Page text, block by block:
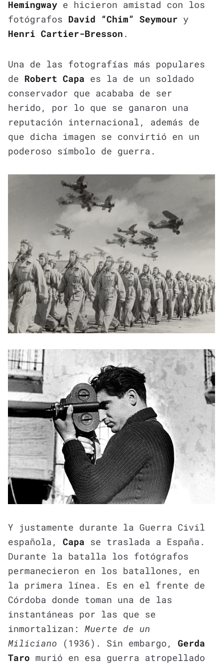
Hemingway e hicieron amistad con los
fotógrafos David “Chim” Seymour y
Henri Cartier-Bresson .
Una de las fotografías más populares
de Robert Capa es la de un soldado
conservador que acababa de ser
herido, por lo que se ganaron una
reputación internacional, además de
que dicha imagen se convirtió en un
poderoso símbolo de guerra.
Y justamente durante la Guerra Civil
española, Capa se traslada a España.
Durante la batalla los fotógrafos
permanecieron en los batallones, en
la primera línea. Es en el frente de
Córdoba donde toman una de las
instantáneas por las que se
inmortalizan: Muerte de un
Miliciano
(1936). Sin embargo, Gerda
Taro murió en esa guerra atropellado